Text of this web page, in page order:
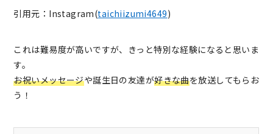
引用元：Instagram(taichiizumi4649)
これは難易度が高いですが、きっと特別な経験になると思いま
す。
お祝いメッセージや誕生日の友達が好きな曲を放送してもらお
う！